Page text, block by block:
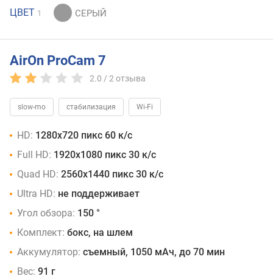
ЦВЕТ 1
AirOn ProCam 7
2.0 /2 отзыва
slow-mo стабилизация Wi-Fi
HD: 1280x720 пикс 60 к/с
Full HD: 1920x1080 пикс 30 к/с
Quad HD: 2560x1440 пикс 30 к/с
Ultra HD: не поддерживает
Угол обзора: 150 °
Комплект: бокс, на шлем
Аккумулятор: съемный, 1050 мАч, до 70 мин
Вес: 91 г